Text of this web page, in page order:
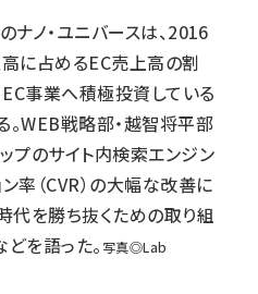
ナノ・ユニバースは、2016
に占めるEC売上高の割
事業へ積極投資している
WEB戦略部・越智将平部
プのサイト内検索エンジン
率（CVR）の大幅な改善に
代を勝ち抜くための取り組
を語った。 写真◎Lab